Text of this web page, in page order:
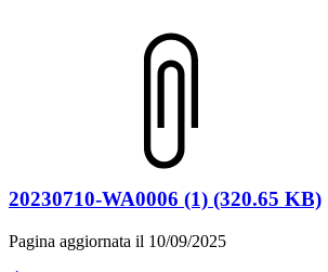
20230710-WA0006 (1) (320.65 KB)
Pagina aggiornata il 10/09/2025